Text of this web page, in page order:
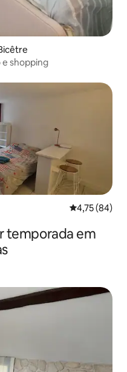
shopping
4,75 de uma
4,75 (84)
temporada em